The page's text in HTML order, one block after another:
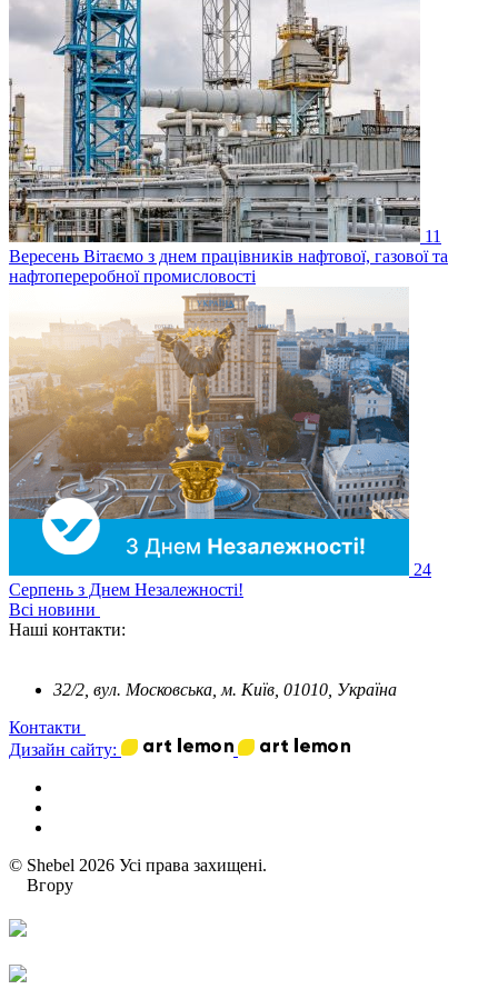
11
Вересень Вітаємо з днем працівників нафтової, газової та
нафтопереробної промисловості
24
Серпень з Днем Незалежності!
Всі новини
Наші контакти:
32/2, вул. Московська, м. Київ, 01010, Україна
Контакти
Дизайн сайту:
© Shebel 2026 Усі права захищені.
Вгору